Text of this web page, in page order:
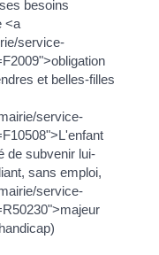
besoins
<a
service-
et belles-filles
service-
de subvenir lui-
sans emploi,
service-